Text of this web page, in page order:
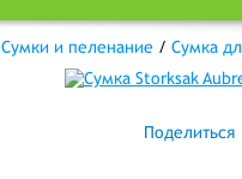
Сумки и пеленание / Сумка
Поделиться